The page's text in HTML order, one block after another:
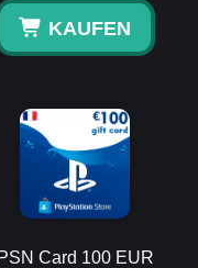
KAUFEN
PSN Card 100 EUR